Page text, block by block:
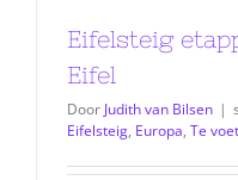
Eifelsteig
Eifel
Door Judith van Bilsen |
Eifelsteig, Europa, Te voet